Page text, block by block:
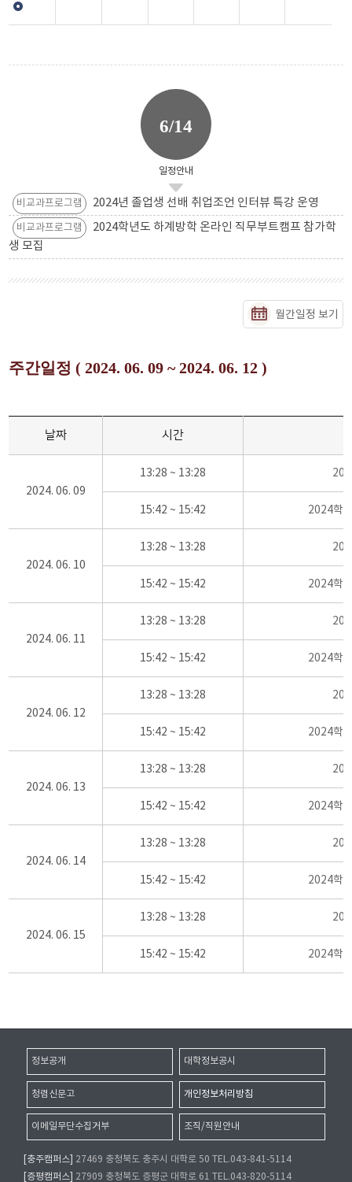
6/14
일정안내
비교과프로그램 2024년 졸업생 선배 취업조언 인터뷰 특강 운영
비교과프로그램
2024학년도 하계방학 온라인 직무부트캠프 참가학
생 모집
월간일정 보기
주간일정 ( 2024. 06. 09 ~ 2024. 06. 12 )
날짜 시간
2024. 06. 09
13:28 ~ 13:28
15:42 ~ 15:42 2024학
2024. 06. 10
13:28 ~ 13:28
15:42 ~ 15:42 2024학
2024. 06. 11
13:28 ~ 13:28
15:42 ~ 15:42 2024학
2024. 06. 12
13:28 ~ 13:28
15:42 ~ 15:42 2024학
2024. 06. 13
13:28 ~ 13:28
15:42 ~ 15:42 2024학
2024. 06. 14
13:28 ~ 13:28
15:42 ~ 15:42 2024학
2024. 06. 15
13:28 ~ 13:28
15:42 ~ 15:42 2024학
정보공개 대학정보공시
청렴신문고 개인정보처리방침
이메일무단수집거부 조직/직원안내
[충주캠퍼스]
27469 충청북도 충주시 대학로 50 TEL.043-841-5114
[증평캠퍼스]
27909 충청북도 증평군 대학로 61 TEL.043-820-5114